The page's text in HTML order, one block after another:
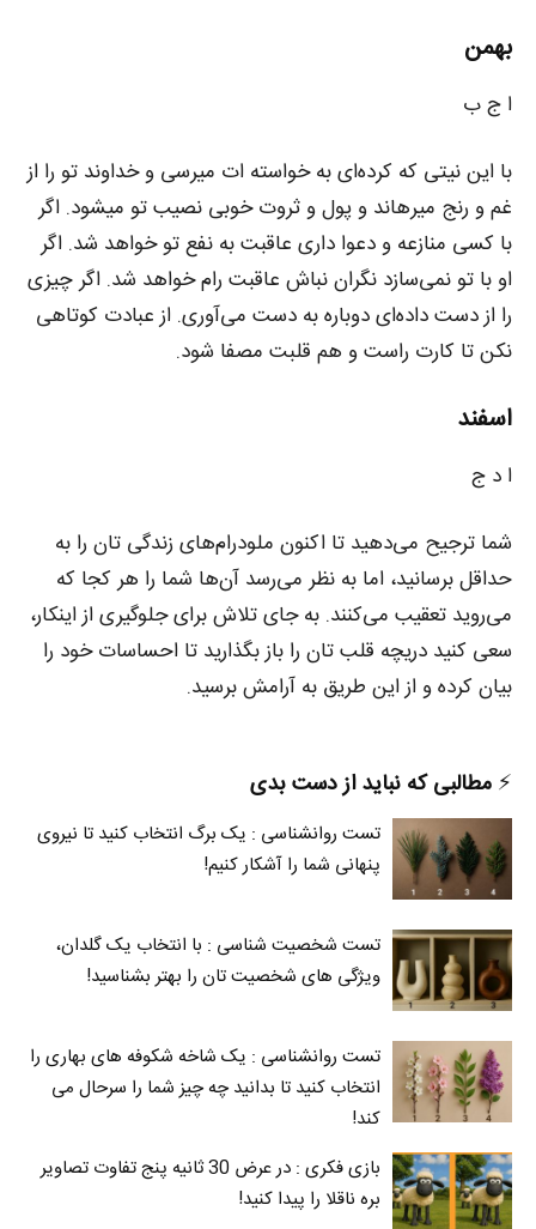
بهمن
ا ج ب
با این نیتی که کرده‌ای به خواسته ات میرسی و خداوند تو را از
غم و رنج میرهاند و پول و ثروت خوبی نصیب تو میشود. اگر
با کسی منازعه و دعوا داری عاقبت به نفع تو خواهد شد. اگر
او با تو نمی‌سازد نگران نباش عاقبت رام خواهد شد. اگر چیزی
را از دست داده‌ای دوباره به دست می‌آوری. از عبادت کوتاهی
نکن تا کارت راست و هم قلبت مصفا شود.
اسفند
ا د ج
شما ترجیح می‌دهید تا اکنون ملودرام‌های زندگی تان را به
حداقل برسانید، اما به نظر می‌رسد آن‌ها شما را هر کجا که
می‌روید تعقیب می‌کنند. به جای تلاش برای جلوگیری از اینکار،
سعی کنید دریچه قلب تان را باز بگذارید تا احساسات خود را
بیان کرده و از این طریق به آرامش برسید.
⚡️ مطالبی که نباید از دست بدی
تست روانشناسی : یک برگ انتخاب کنید تا نیروی
پنهانی شما را آشکار کنیم!
تست شخصیت شناسی : با انتخاب یک گلدان،
ویژگی های شخصیت تان را بهتر بشناسید!
تست روانشناسی : یک شاخه شکوفه های بهاری را
انتخاب کنید تا بدانید چه چیز شما را سرحال می‌
کند!
بازی فکری : در عرض 30 ثانیه پنج تفاوت تصاویر
بره ناقلا را پیدا کنید!